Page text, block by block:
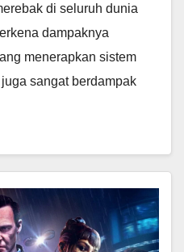
di seluruh dunia
dampaknya
menerapkan sistem
sangat berdampak